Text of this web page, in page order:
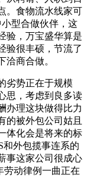
。食物流水线家可
型合做伙伴，这
验，万宝盛华算是
验很丰硕，节流了
洽商合做。
势正在于规模
思，考虑到良多读
办理这块做得比力
的被外包公司姑且
体化会是将来的标
和外包揽事连系的
事这家公司很成心
劳动律例一曲正在